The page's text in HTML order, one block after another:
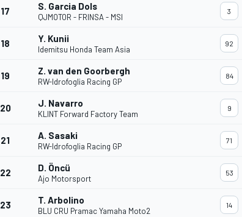
17 S. Garcia Dols
QJMOTOR - FRINSA - MSI
3
18 Y. Kunii
Idemitsu Honda Team Asia
92
19 Z. van den Goorbergh
RW-Idrofoglia Racing GP
84
20 J. Navarro
KLINT Forward Factory Team
9
21 A. Sasaki
RW-Idrofoglia Racing GP
71
22 D. Öncü
Ajo Motorsport
53
23 T. Arbolino
BLU CRU Pramac Yamaha Moto2
14